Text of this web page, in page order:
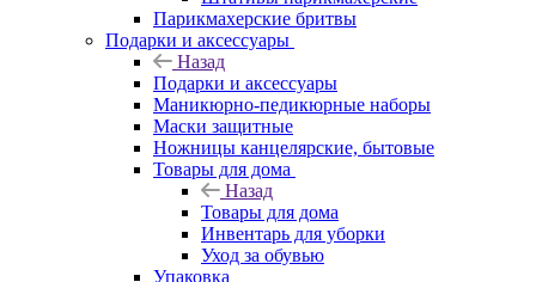
Парикмахерские бритвы
Подарки и аксессуары
Назад
Подарки и аксессуары
Маникюрно-педикюрные наборы
Маски защитные
Ножницы канцелярские, бытовые
Товары для дома
Назад
Товары для дома
Инвентарь для уборки
Уход за обувью
Упаковка